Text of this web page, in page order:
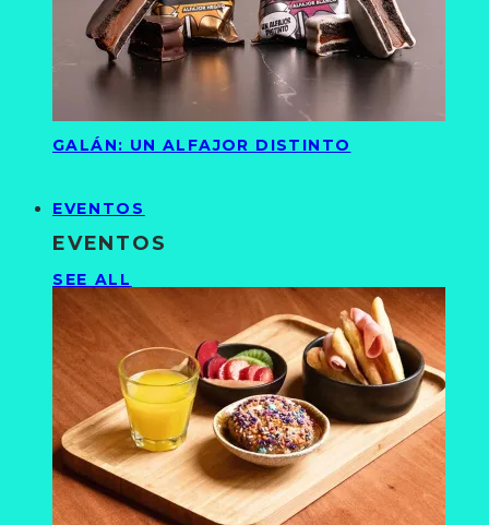
GALÁN: UN ALFAJOR DISTINTO
EVENTOS
EVENTOS
SEE ALL